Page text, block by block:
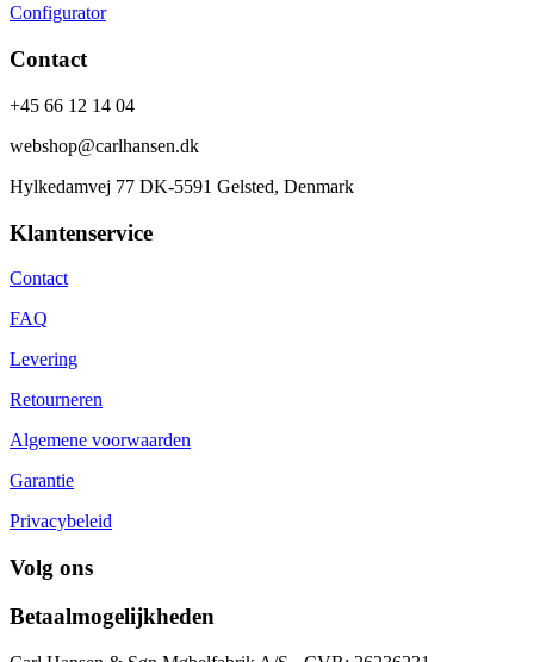
Configurator
Contact
+45 66 12 14 04
webshop@carlhansen.dk
Hylkedamvej 77 DK-5591 Gelsted, Denmark
Klantenservice
Contact
FAQ
Levering
Retourneren
Algemene voorwaarden
Garantie
Privacybeleid
Volg ons
Betaalmogelijkheden